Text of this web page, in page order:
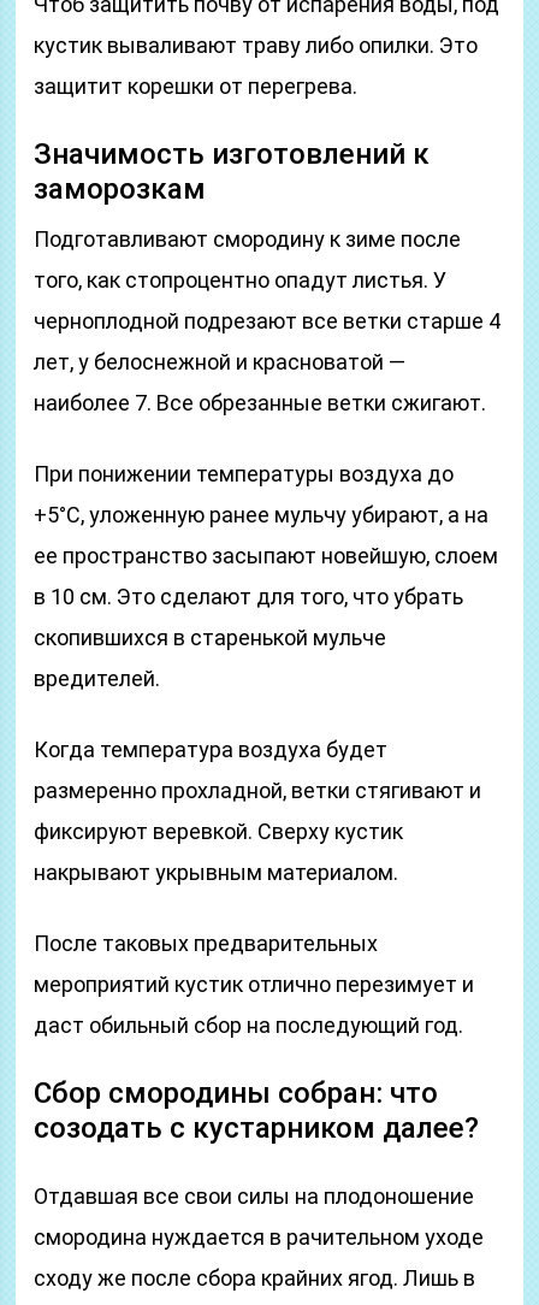
кустик вываливают траву либо опилки. Это
защитит корешки от перегрева.
Значимость изготовлений к
заморозкам
Подготавливают смородину к зиме после
того, как стопроцентно опадут листья. У
черноплодной подрезают все ветки старше 4
лет, у белоснежной и красноватой —
наиболее 7. Все обрезанные ветки сжигают.
При понижении температуры воздуха до
+5°С, уложенную ранее мульчу убирают, а на
ее пространство засыпают новейшую, слоем
в 10 см. Это сделают для того, что убрать
скопившихся в старенькой мульче
вредителей.
Когда температура воздуха будет
размеренно прохладной, ветки стягивают и
фиксируют веревкой. Сверху кустик
накрывают укрывным материалом.
После таковых предварительных
мероприятий кустик отлично перезимует и
даст обильный сбор на последующий год.
Сбор смородины собран: что
созодать с кустарником далее?
Отдавшая все свои силы на плодоношение
смородина нуждается в рачительном уходе
сходу же после сбора крайних ягод. Лишь в